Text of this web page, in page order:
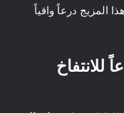
المزيج درعاً واقياً
للانتفاخ